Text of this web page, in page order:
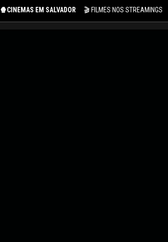
🍿CINEMAS EM SALVADOR 🎬 FILMES NOS STREAMINGS